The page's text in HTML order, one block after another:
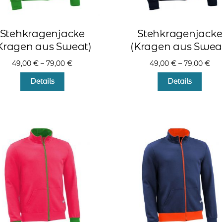
Stehkragenjacke
aus Sweat)
49,00€ –79,00€
Details
Die
Optionen
können
auf
der
Produktseite
gewählt
werden
Stehkragenjacke
(Kragen aus
49,00 €– 79,00 €
Details
Die
auf
der